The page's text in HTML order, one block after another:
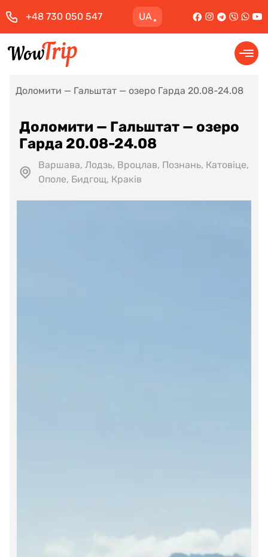
Доломити — Гальштат — озеро Гарда 20.08-24.08
Доломити — Гальштат — озеро
Гарда 20.08-24.08
Варшава, Лодзь, Вроцлав, Познань, Катовіце,
Ополе, Бидгощ, Краків
+48 730 050 547 UA